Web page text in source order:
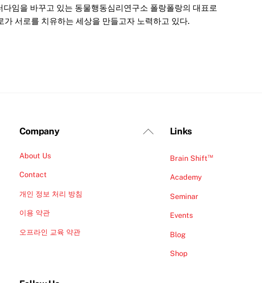
다임을 바꾸고 있는 동물행동심리연구소 폴랑폴랑의 대표로
가 서로를 치유하는 세상을 만들고자 노력하고 있다.
Back
Company
About Us
Contact
개인 정보 처리 방침
이용 약관
오프라인 교육 약관
Links
Brain Shift™
Academy
Seminar
Events
Blog
Shop